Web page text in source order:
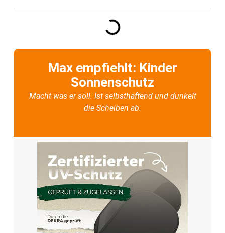
Max empfiehlt: Kinder
Sonnenschutz
Macht was er soll. Ist selbsthaftend und dunkelt
die Scheiben ab.